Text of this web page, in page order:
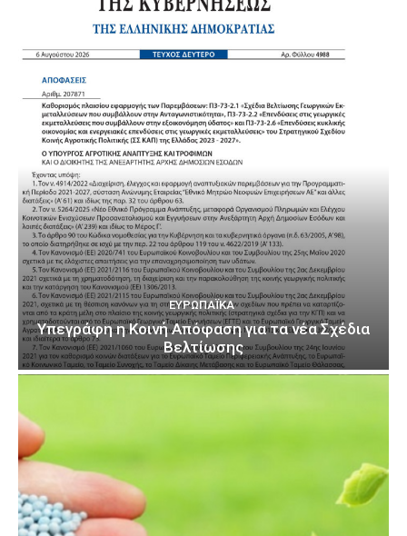
ΕΥΡΩΠΑΪΚΆ
Υπεγράφη η Κοινή Απόφαση για τα νέα Σχέδια
Βελτίωσης